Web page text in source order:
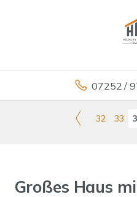
07252 /
32 33
Großes Haus